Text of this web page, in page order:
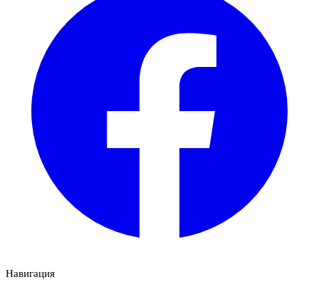
Навигация